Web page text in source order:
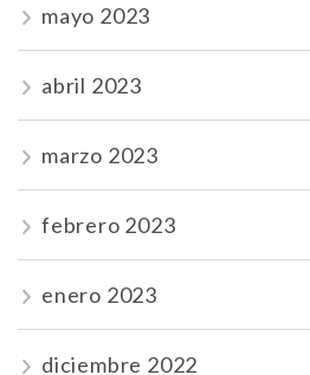
mayo 2023
abril 2023
marzo 2023
febrero 2023
enero 2023
diciembre 2022